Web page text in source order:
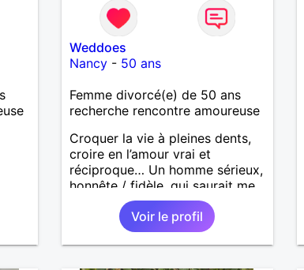
Weddoes
Nancy- 50 ans
Femme divorcé(e) de 50 ans
recherche rencontre amoureuse
Croquer la vie à pleines dents,
croire en l’amour vrai et
réciproque… Un homme sérieux,
honnête / fidèle, qui saurait me
faire rire à nouveau, est le bien
Voir le profil